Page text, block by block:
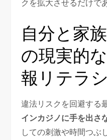
クを拡大させるだけで
自分と家
の現実的
報リテラ
違法リスクを回避する
インカジノに手を出さ
しての刺激や時間つぶ